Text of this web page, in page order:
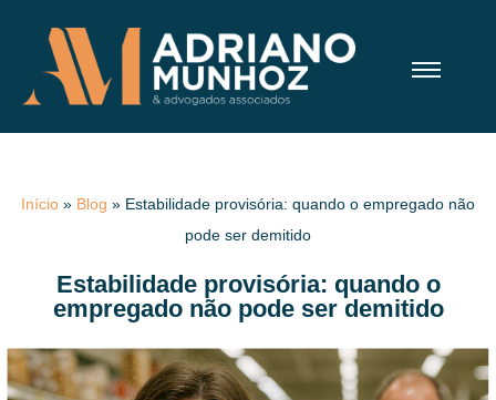
Início » Blog » Estabilidade provisória: quando o empregado não
pode ser demitido
Estabilidade provisória: quando o
empregado não pode ser demitido